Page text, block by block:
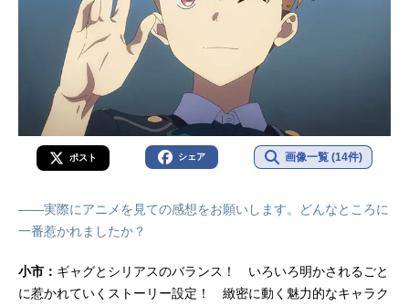
ポスト シェア 画像一覧 (14件)
――実際にアニメを見ての感想をお願いします。どんなところに
一番惹かれましたか？
小市： ギャグとシリアスのバランス！ いろいろ明かされるごと
に惹かれていくストーリー設定！ 緻密に動く魅力的なキャラク